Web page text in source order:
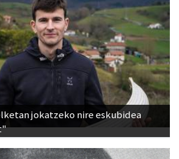
jokatzeko nire eskubidea